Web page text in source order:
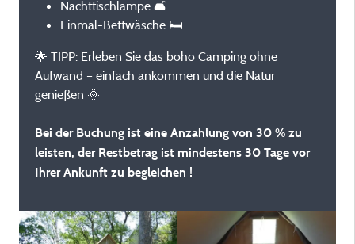
Nachttischlampe 🛋️
Einmal-Bettwäsche 🛏️
🌟 TIPP: Erleben Sie das boho Camping ohne
Aufwand – einfach ankommen und die Natur
genießen 🌞
Bei der Buchung ist eine Anzahlung von 30 % zu
leisten, der Restbetrag ist mindestens 30 Tage vor
Ihrer Ankunft zu begleichen !